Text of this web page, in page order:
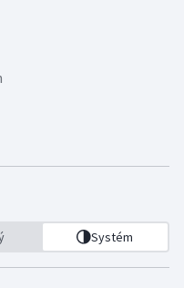
Systém